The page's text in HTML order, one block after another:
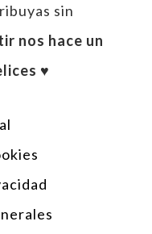
sin
nos hace un
♥︎